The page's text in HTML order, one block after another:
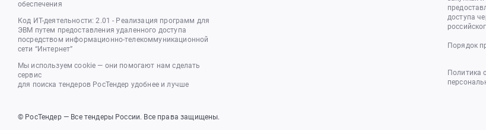
обеспечения
Код ИТ-деятельности: 2.01 - Реализация программ для
ЭВМ путем предоставления удаленного доступа
посредством информационно-телекоммуникационной
сети “Интернет”
Мы используем cookie — они помогают нам сделать
сервис
для поиска тендеров РосТендер удобнее и лучше
доступа
Порядок
Политика
© РосТендер — Все тендеры России. Все права защищены.